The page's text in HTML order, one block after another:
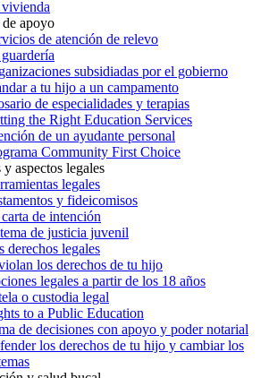
apoyo
de atención de relevo
subsidiadas por el gobierno
a tu hijo a un campamento
de especialidades y terapias
the Right Education Services
de un ayudante personal
Community First Choice
aspectos legales
legales
y fideicomisos
de intención
de justicia juvenil
derechos legales
los derechos de tu hijo
legales a partir de los 18 años
o custodia legal
to a Public Education
de decisiones con apoyo y poder notarial
los derechos de tu hijo y cambiar los